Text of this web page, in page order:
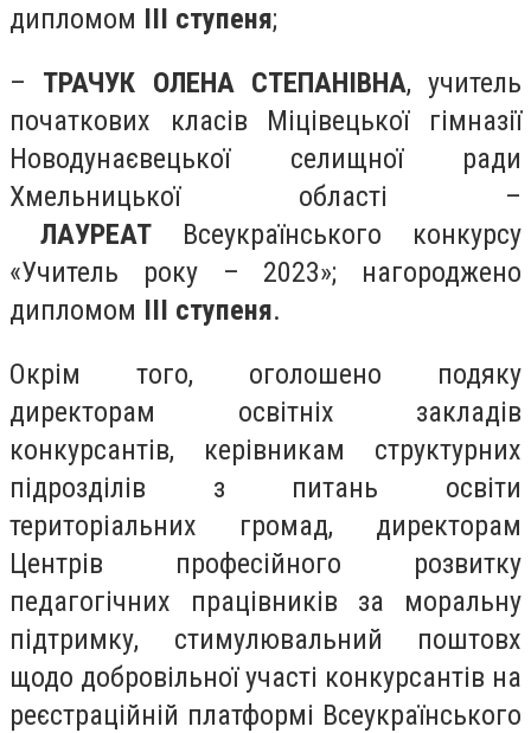
дипломом ІІІ ступеня;
– ТРАЧУК ОЛЕНА СТЕПАНІВНА, учитель
початкових класів Міцівецької гімназії
Новодунаєвецької селищної ради
Хмельницької області –
ЛАУРЕАТ Всеукраїнського конкурсу
«Учитель року – 2023»; нагороджено
дипломом ІІІ ступеня.
Окрім того, оголошено подяку
директорам освітніх закладів
конкурсантів, керівникам структурних
підрозділів з питань освіти
територіальних громад, директорам
Центрів професійного розвитку
педагогічних працівників за моральну
підтримку, стимулювальний поштовх
щодо добровільної участі конкурсантів на
реєстраційній платформі Всеукраїнського